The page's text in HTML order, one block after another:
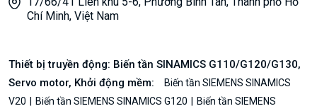
Chí Minh, Việt Nam
Thiết bị truyền động: Biến tần SINAMICS G110/G120/G130,
Servo motor, Khởi động mềm:
Biến tần SIEMENS SINAMICS
V20
Biến tần SIEMENS SINAMICS G120
Biến tần SIEMENS